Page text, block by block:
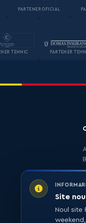
PARTENER OFICIAL
TEHNIC PARTENER
Site
Noul site